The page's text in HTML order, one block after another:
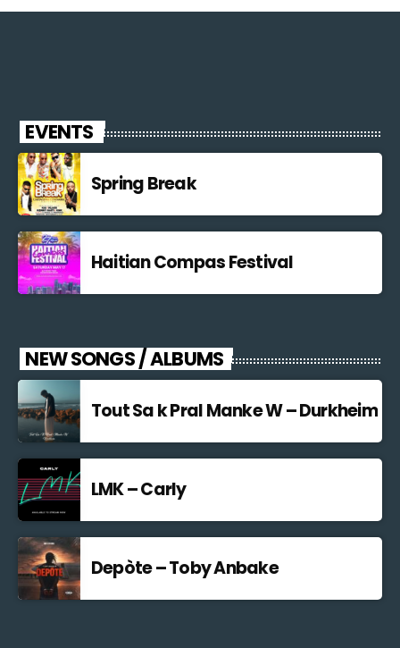
EVENTS
Spring Break
Haitian Compas Festival
NEW SONGS / ALBUMS
Tout Sa k Pral Manke W – Durkheim
LMK – Carly
Depòte – Toby Anbake